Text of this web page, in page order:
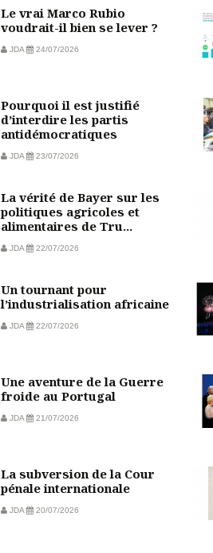
Le vrai Marco Rubio
voudrait-il bien se lever ?
JDA 24/07/2026
Pourquoi il est justifié
d’interdire les partis
antidémocratiques
JDA 23/07/2026
La vérité de Bayer sur les
politiques agricoles et
alimentaires de Tru...
JDA 22/07/2026
Un tournant pour
l’industrialisation africaine
JDA 22/07/2026
Une aventure de la Guerre
froide au Portugal
JDA 21/07/2026
La subversion de la Cour
pénale internationale
JDA 20/07/2026